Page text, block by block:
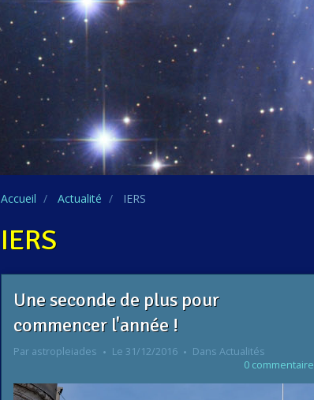
Accueil Actualité IERS
IERS
Une seconde de plus pour
commencer l'année !
Par astropleiades Le 31/12/2016 Dans Actualités
0 commentaire